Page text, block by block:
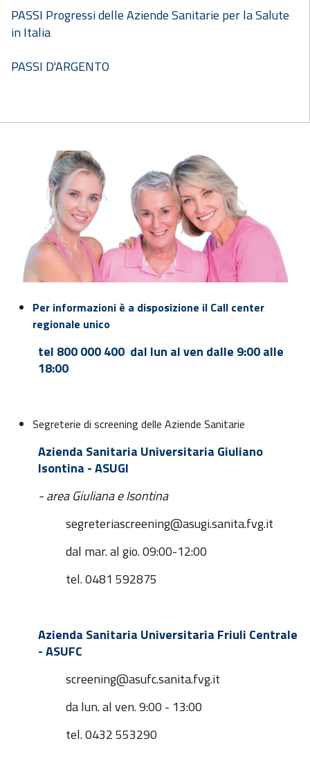
PASSI Progressi delle Aziende Sanitarie per la Salute
in Italia
PASSI D'ARGENTO
Per informazioni è a disposizione il Call center
regionale unico
tel 800 000 400 dal lun al ven dalle 9:00 alle
18:00
​Segreterie di screening delle Aziende Sanitarie
Azienda Sanitaria Universitaria Giuliano
Isontina - ASUGI
- area Giuliana e Isontina
segreteriascreening@asugi.sanita.fvg.it
dal mar. al gio. 09:00-12:00
tel. 0481 592875
Azienda Sanitaria Universitaria Friuli Centrale
- ASUFC
screening@asufc.sanita.fvg.it
da lun. al ven. 9:00 - 13:00
tel. 0432 553290